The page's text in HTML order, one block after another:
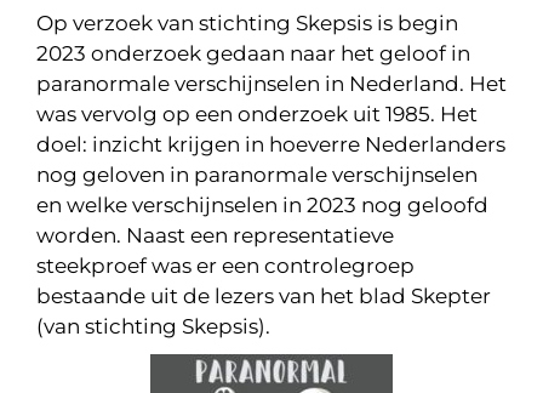
Op verzoek van stichting Skepsis is begin
2023 onderzoek gedaan naar het geloof in
paranormale verschijnselen in Nederland. Het
was vervolg op een onderzoek uit 1985. Het
doel: inzicht krijgen in hoeverre Nederlanders
nog geloven in paranormale verschijnselen
en welke verschijnselen in 2023 nog geloofd
worden. Naast een representatieve
steekproef was er een controlegroep
bestaande uit de lezers van het blad Skepter
(van stichting Skepsis).